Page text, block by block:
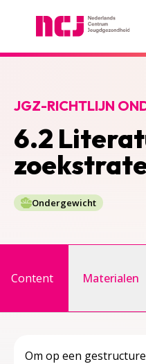
6.2
JGZ-RICHTLIJN
Ondergewicht
Content Materialen
Om op een